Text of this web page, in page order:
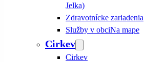
Jelka)
Zdravotnícke zariadenia
Služby v obciNa mape
Cirkev
Cirkev